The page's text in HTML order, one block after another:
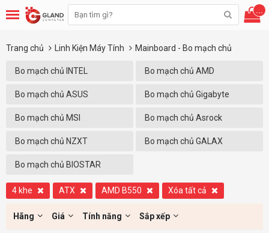
...
Trang chủ Linh Kiện Máy Tính Mainboard - Bo mạch chủ
Bo mạch chủ INTEL Bo mạch chủ AMD
Bo mạch chủ ASUS Bo mạch chủ Gigabyte
Bo mạch chủ MSI Bo mạch chủ Asrock
Bo mạch chủ NZXT Bo mạch chủ GALAX
Bo mạch chủ BIOSTAR
4 khe ATX AMD B550 Xóa tất cả
Hãng Giá Tính năng Sắp xếp